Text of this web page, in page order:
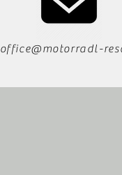
office@motorradl-